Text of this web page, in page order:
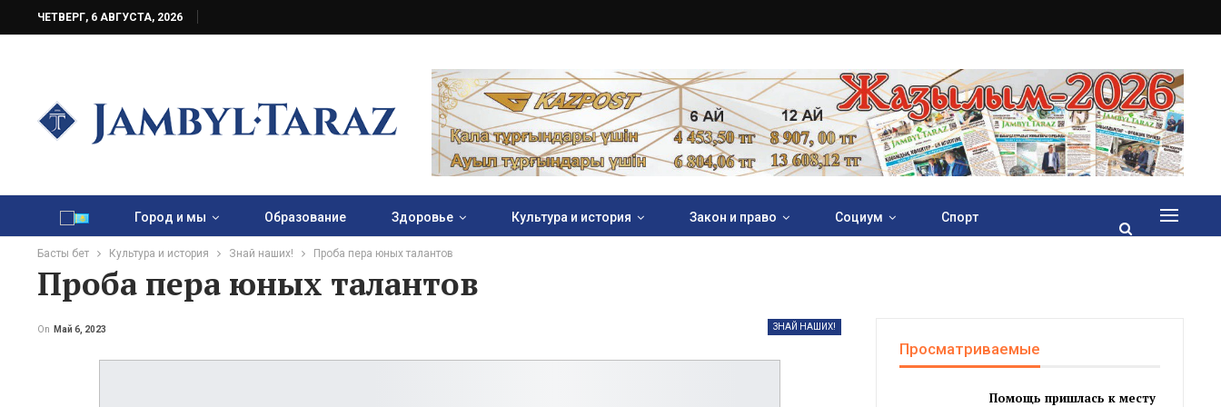
ЧЕТВЕРГ, 6 АВГУСТА, 2026
Город и мы Образование Здоровье Культура и история Закон и право Социум Спорт
Басты бет Культура и история Знай наших! Проба пера юных талантов
Проба пера юных талантов
ЗНАЙ НАШИХ!
On Май 6, 2023
Просматриваемые
Помощь пришлась к месту